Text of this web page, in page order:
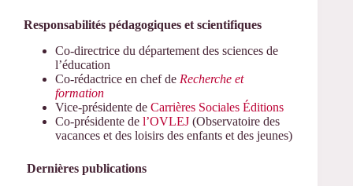
Responsabilités pédagogiques et scientifiques
Co-directrice du département des sciences de
l’éducation
Co-rédactrice en chef de Recherche et
formation
Vice-présidente de Carrières Sociales Éditions
Co-présidente de l’OVLEJ (Observatoire des
vacances et des loisirs des enfants et des jeunes)
Dernières publications